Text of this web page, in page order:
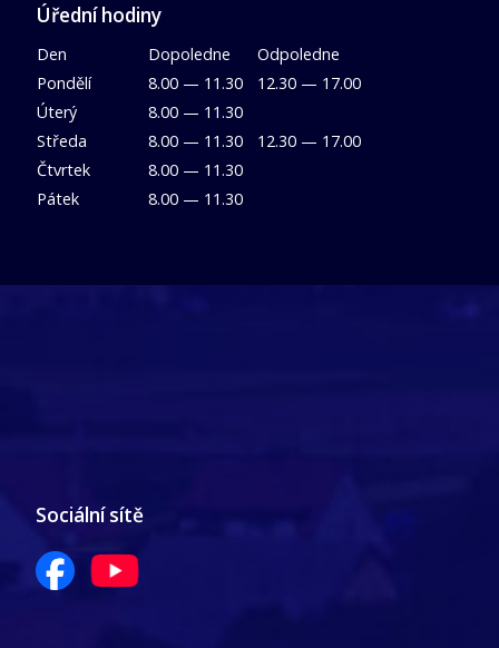
Úřední hodiny
Den Dopoledne
Odpoledne
Pondělí
8.00 — 11.30
12.30 — 17.00
Úterý
8.00 — 11.30
Středa
8.00 — 11.30
12.30 — 17.00
Čtvrtek
8.00 — 11.30
Pátek
8.00 — 11.30
Sociální sítě